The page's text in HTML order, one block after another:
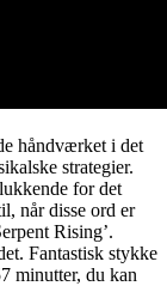
håndværket i det
strategier.
for det
når disse ord er
Rising’.
Fantastisk stykke
minutter, du kan